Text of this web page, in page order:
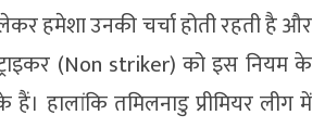
हमेशा उनकी चर्चा होती रहती है और
(Non striker) को इस नियम के
हालांकि तमिलनाडु प्रीमियर लीग में